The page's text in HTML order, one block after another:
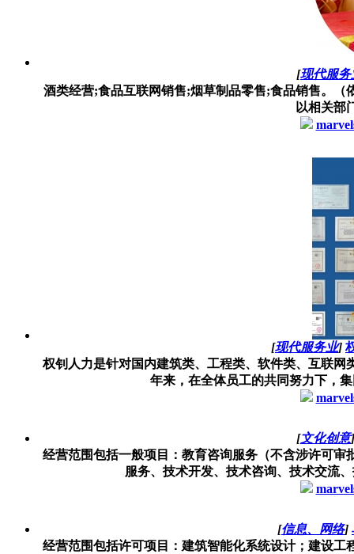
[现代服务
酒类经营;食品互联网销售;烟草制品零售;食品销售。
以相关部
[现代服务业]
权钊人力是针对国内建筑类、工程类、软件类、互联
年来，在全体员工的共同努力下，
[文化创意]
经营范围包括一般项目：教育咨询服务（不含涉许可
服务、技术开发、技术咨询、技术交流
[信息、网络]
经营范围包括许可项目：建筑智能化系统设计；建设